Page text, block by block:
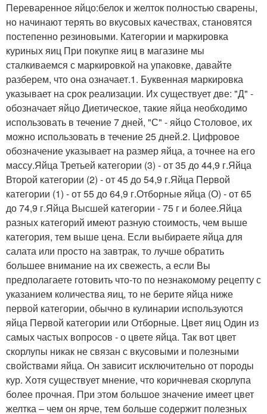
Переваренное яйцо:белок и желток полностью сварены,
но начинают терять во вкусовых качествах, становятся
постепенно резиновыми. Категории и маркировка
куриных яиц При покупке яиц в магазине мы
сталкиваемся с маркировкой на упаковке, давайте
разберем, что она означает.1. Буквенная маркировка
указывает на срок реализации. Их существует две: "Д" -
обозначает яйцо Диетическое, такие яйца необходимо
использовать в течение 7 дней, "С" - яйцо Столовое, их
можно использовать в течение 25 дней.2. Цифровое
обозначение указывает на размер яйца, а точнее на его
массу.Яйца Третьей категории (3) - от 35 до 44,9 г.Яйца
Второй категории (2) - от 45 до 54,9 г.Яйца Первой
категории (1) - от 55 до 64,9 г.Отборные яйца (О) - от 65
до 74,9 г.Яйца Высшей категории - 75 г и более.Яйца
разных категорий имеют разную стоимость, чем выше
категория, тем выше цена. Если выбираете яйца для
салата или просто на завтрак, то лучше обратить
большее внимание на их свежесть, а если Вы
предполагаете готовить что-то по незнакомому рецепту с
указанием количества яиц, то не берите яйца ниже
первой категории, обычно в кулинарии используются
яйца Первой категории или Отборные. Цвет яиц Один из
самых частых вопросов - о цвете яйца. Так вот цвет
скорлупы никак не связан с вкусовыми и полезными
свойствами яйца. Он зависит исключительно от породы
кур. Хотя существует мнение, что коричневая скорлупа
более прочная. При этом большое значение имеет цвет
желтка – чем он ярче, тем больше содержит полезных